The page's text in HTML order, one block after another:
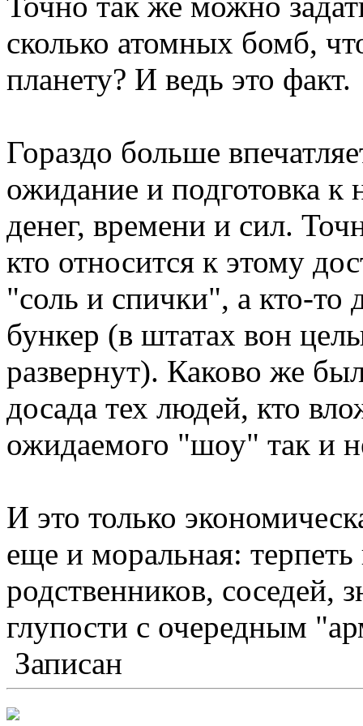
сколько атомных бомб,
планету? И ведь это факт.
Гораздо больше
ожидание и подготовка к
денег, времени и сил.
кто относится к этому
"соль и спички", а кто-то
бункер (в штатах вон
развернут). Каково же
досада тех людей, кто
ожидаемого "шоу" так и
И это только
еще и моральная:
родственников, соседей,
глупости с очередным
Записан